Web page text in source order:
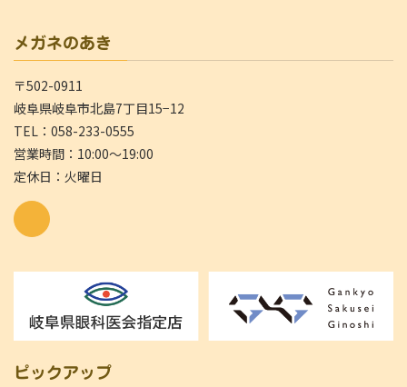
メガネのあき
〒502-0911
岐阜県岐阜市北島7丁目15−12
TEL：058-233-0555
営業時間：10:00～19:00
定休日：火曜日
ピックアップ